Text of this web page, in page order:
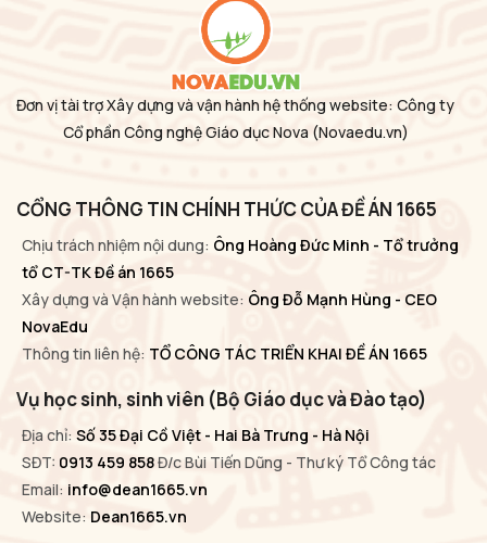
Đơn vị tài trợ Xây dựng và vận hành hệ thống website: Công ty
Cổ phần Công nghệ Giáo dục Nova (Novaedu.vn)
CỔNG THÔNG TIN CHÍNH THỨC CỦA ĐỀ ÁN 1665
Chịu trách nhiệm nội dung: Ông Hoàng Đức Minh - Tổ trưởng
tổ CT-TK Đề án 1665
Xây dựng và Vận hành website: Ông Đỗ Mạnh Hùng - CEO
NovaEdu
Thông tin liên hệ: TỔ CÔNG TÁC TRIỂN KHAI ĐỀ ÁN 1665
Vụ học sinh, sinh viên (Bộ Giáo dục và Đào tạo)
Địa chỉ: Số 35 Đại Cồ Việt - Hai Bà Trưng - Hà Nội
SĐT: 0913 459 858Đ/c Bùi Tiến Dũng - Thư ký Tổ Công tác
Email: info@dean1665.vn
Website: Dean1665.vn